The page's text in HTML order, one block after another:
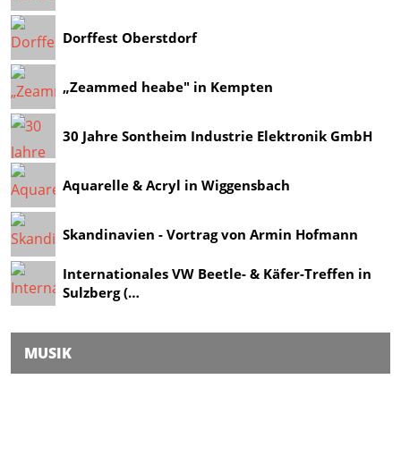
Dorffest Oberstdorf
„Zeammed heabe" in Kempten
30 Jahre Sontheim Industrie Elektronik GmbH
Aquarelle & Acryl in Wiggensbach
Skandinavien - Vortrag von Armin Hofmann
Internationales VW Beetle- & Käfer-Treffen in
Sulzberg (…
MUSIK